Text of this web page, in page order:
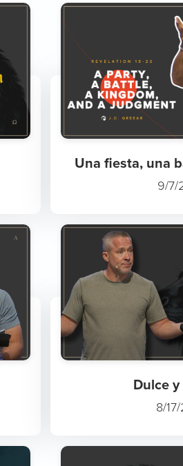
Una fiesta, una
9/7/
Dulce
8/